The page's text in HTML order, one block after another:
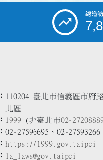
總造
110204 臺北市信義區市府
北區
1999 (非臺北市02-
02-27596695、02-27593266
https://1999.gov.taipei
la_laws@gov.taipei